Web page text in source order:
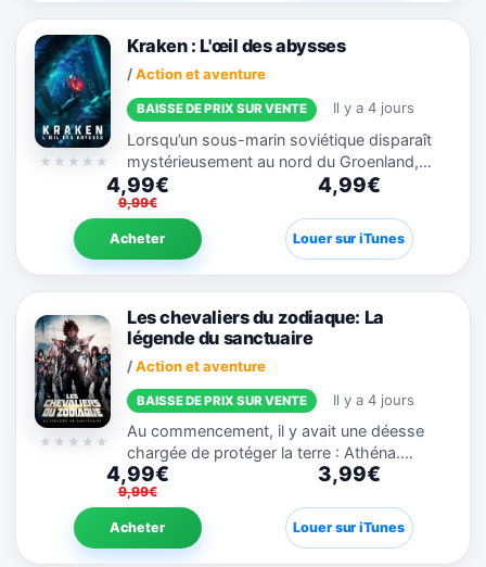
Kraken : L'œil des abysses
/Action et aventure
BAISSE DE PRIX SUR VENTE Il y a 4 jours
Lorsqu’un sous-marin soviétique disparaît
mystérieusement au nord du Groenland,
l’état-major décide d’envoyer un nouvel
équipage mené par le commandant Limonov
à la recherche du...
4,99€
9,99€
Acheter
4,99€
Louer sur iTunes
Les chevaliers du zodiaque: La
légende du sanctuaire
/Action et aventure
BAISSE DE PRIX SUR VENTE Il y a 4 jours
Au commencement, il y avait une déesse
chargée de protéger la terre : Athéna.
Gardienne de l'équilibre, elle fut cachée des
forces du Mal. Quand sa vie est menacée,
Seiya et les chevaliers...
4,99€
9,99€
Acheter
3,99€
Louer sur iTunes